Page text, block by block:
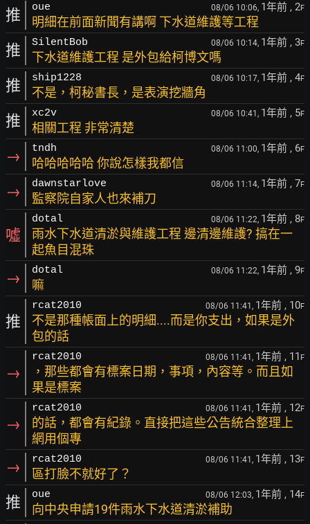
推 oue 08/06 10:06, 1年前 , 2F
明細在前面新聞有講啊 下水道維護等工程
推 SilentBob 08/06 10:14, 1年前 , 3F
下水道維護工程 是外包給柯博文嗎
推 ship1228 08/06 10:17, 1年前 , 4F
不是，柯秘書長，是表演挖牆角
推 xc2v 08/06 10:41, 1年前 , 5F
相關工程 非常清楚
→ tndh 08/06 11:00, 1年前 , 6F
哈哈哈哈哈 你說怎樣我都信
→ dawnstarlove 08/06 11:14, 1年前 , 7F
監察院自家人也來補刀
噓
dotal 08/06 11:22, 1年前 , 8F
雨水下水道清淤與維護工程 邊清邊維護? 搞在一
起魚目混珠
→ dotal 08/06 11:22, 1年前 , 9F
嘛
推
rcat2010 08/06 11:41, 1年前 , 10F
不是那種帳面上的明細....而是你支出，如果是外
包的話
→
rcat2010 08/06 11:41, 1年前 , 11 F
，那些都會有標案日期，事項，內容等。而且如
果是標案
→
rcat2010 08/06 11:41, 1年前 , 12F
的話，都會有紀錄。直接把這些公告統合整理上
網用個專
→ rcat2010 08/06 11:41, 1年前 , 13F
區打臉不就好了？
推 oue 08/06 12:03, 1年前 , 14F
向中央申請19件雨水下水道清淤補助